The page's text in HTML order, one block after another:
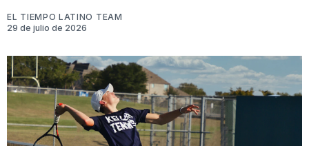
EL TIEMPO LATINO TEAM
29 de julio de 2026